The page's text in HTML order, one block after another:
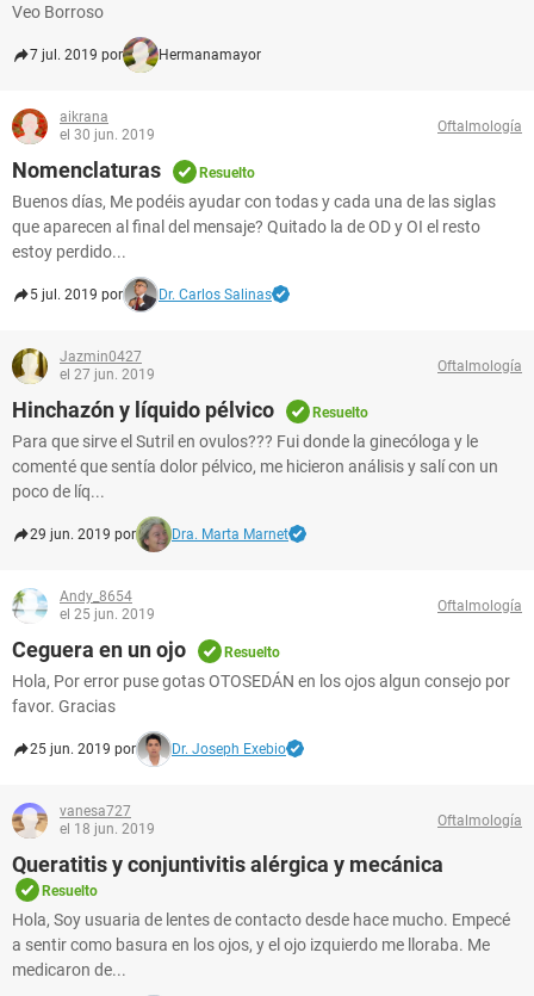
Veo Borroso
7 jul. 2019 por Hermanamayor
aikrana
el 30 jun. 2019
Oftalmología
Nomenclaturas Resuelto
Buenos días, Me podéis ayudar con todas y cada una de las siglas
que aparecen al final del mensaje? Quitado la de OD y OI el resto
estoy perdido...
5 jul. 2019 por Dr. Carlos Salinas
Jazmin0427
el 27 jun. 2019
Oftalmología
Hinchazón y líquido pélvico Resuelto
Para que sirve el Sutril en ovulos??? Fui donde la ginecóloga y le
comenté que sentía dolor pélvico, me hicieron análisis y salí con un
poco de líq...
29 jun. 2019 por Dra. Marta Marnet
Andy_8654
el 25 jun. 2019
Oftalmología
Ceguera en un ojo Resuelto
Hola, Por error puse gotas OTOSEDÁN en los ojos algun consejo por
favor. Gracias
25 jun. 2019 por Dr. Joseph Exebio
vanesa727
el 18 jun. 2019
Oftalmología
Queratitis y conjuntivitis alérgica y mecánica
Resuelto
Hola, Soy usuaria de lentes de contacto desde hace mucho. Empecé
a sentir como basura en los ojos, y el ojo izquierdo me lloraba. Me
medicaron de...